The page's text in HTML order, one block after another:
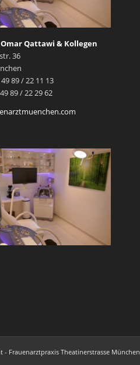
Qattawi & Kollegen
36
89 / 22 11 13
89 / 22 29 62
- Frauenarztpraxis Theatinerstrasse München